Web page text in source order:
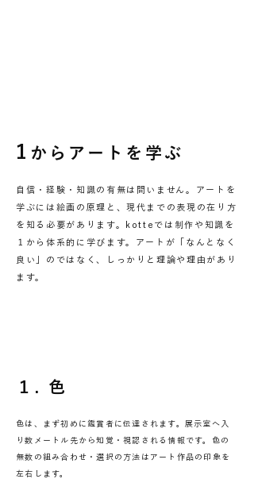
1 からアートを学ぶ
自信・経験・知識の有無は問いません。アートを
学ぶには絵画の原理と、現代までの表現の在り方
を知る必要があります。kotteでは制作や知識を
１から体系的に学びます。アートが「なんとなく
良い」のではなく、しっかりと理論や理由があり
ます。
１. 色
色は、まず初めに鑑賞者に伝達されます。展示室へ入
り数メートル先から知覚・視認される情報です。色の
無数の組み合わせ・選択の方法はアート作品の印象を
左右します。